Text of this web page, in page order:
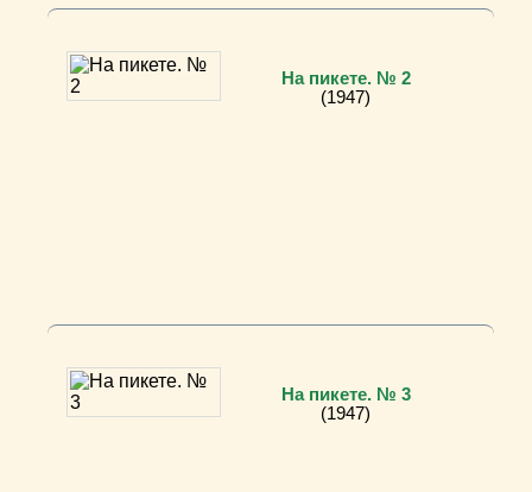
На пикете. № 2
(1947)
На пикете. № 3
(1947)